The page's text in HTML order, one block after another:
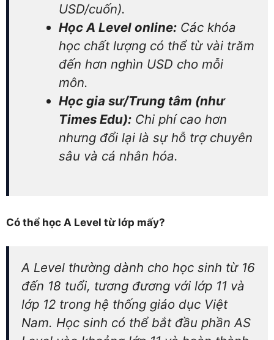
USD/cuốn).
Học A Level online: Các khóa
học chất lượng có thể từ vài trăm
đến hơn nghìn USD cho mỗi
môn.
Học gia sư/Trung tâm (như
Times Edu): Chi phí cao hơn
nhưng đổi lại là sự hỗ trợ chuyên
sâu và cá nhân hóa.
Có thể học A Level từ lớp mấy?
A Level thường dành cho học sinh từ 16
đến 18 tuổi, tương đương với lớp 11 và
lớp 12 trong hệ thống giáo dục Việt
Nam. Học sinh có thể bắt đầu phần AS